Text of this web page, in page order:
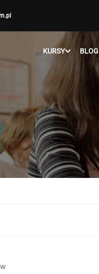
KURSY BLOG